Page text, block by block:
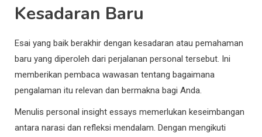
Kesadaran Baru
Esai yang baik berakhir dengan kesadaran atau pemahaman
baru yang diperoleh dari perjalanan personal tersebut. Ini
memberikan pembaca wawasan tentang bagaimana
pengalaman itu relevan dan bermakna bagi Anda.
Menulis personal insight essays memerlukan keseimbangan
antara narasi dan refleksi mendalam. Dengan mengikuti